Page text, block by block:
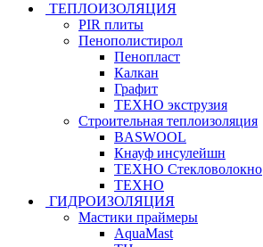
ТЕПЛОИЗОЛЯЦИЯ
PIR плиты
Пенополистирол
Пенопласт
Калкан
Графит
ТЕХНО экструзия
Строительная теплоизоляция
BASWOOL
Кнауф инсулейшн
ТЕХНО Стекловолокно
ТЕХНО
ГИДРОИЗОЛЯЦИЯ
Мастики праймеры
AquaMast